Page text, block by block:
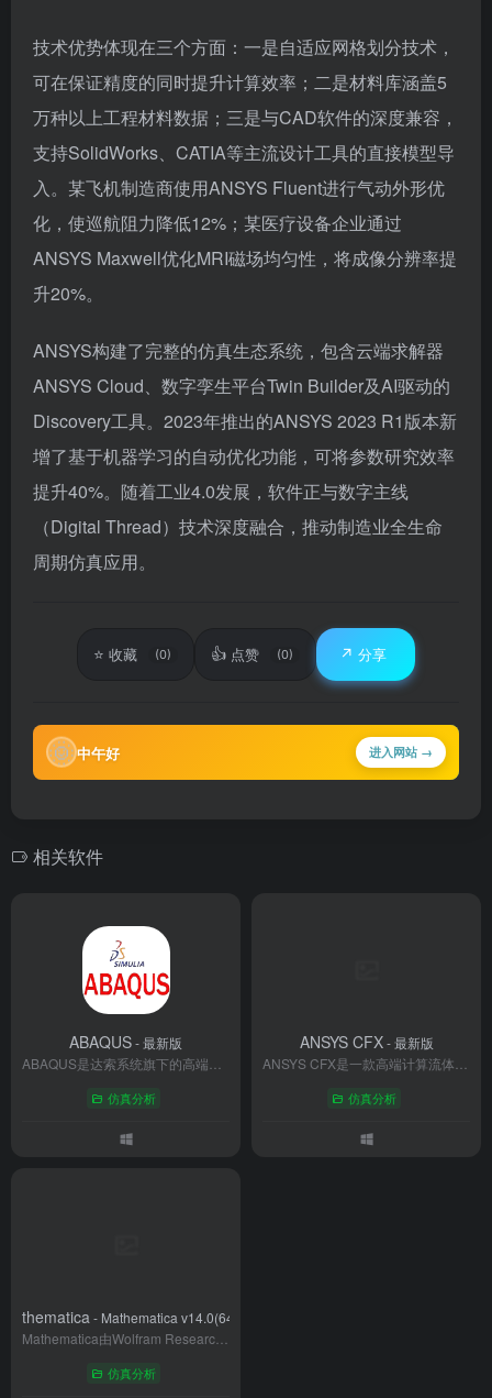
技术优势体现在三个方面：一是自适应网格划分技术，
可在保证精度的同时提升计算效率；二是材料库涵盖5
万种以上工程材料数据；三是与CAD软件的深度兼容，
支持SolidWorks、CATIA等主流设计工具的直接模型导
入。某飞机制造商使用ANSYS Fluent进行气动外形优
化，使巡航阻力降低12%；某医疗设备企业通过
ANSYS Maxwell优化MRI磁场均匀性，将成像分辨率提
升20%。
ANSYS构建了完整的仿真生态系统，包含云端求解器
ANSYS Cloud、数字孪生平台Twin Builder及AI驱动的
Discovery工具。2023年推出的ANSYS 2023 R1版本新
增了基于机器学习的自动优化功能，可将参数研究效率
提升40%。随着工业4.0发展，软件正与数字主线
（Digital Thread）技术深度融合，推动制造业全生命
周期仿真应用。
⭐ 收藏 (0) 👍 点赞 (0) ↗️ 分享
🌞中午好 进入网站 →
相关软件
ABAQUS- 最新版
仿真分析
ANSYS CFX- 最新版
仿真分析
Mathematica - Mathematica v14.0(64bit)
仿真分析